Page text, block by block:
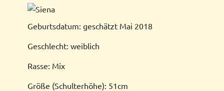
Geburtsdatum: geschätzt Mai 2018
Geschlecht: weiblich
Rasse: Mix
Größe (Schulterhöhe): 51cm